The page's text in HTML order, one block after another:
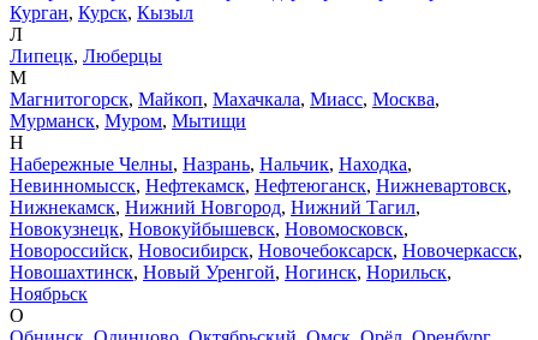
Курган, Курск, Кызыл
Л
Липецк, Люберцы
М
Магнитогорск, Майкоп, Махачкала, Миасс, Москва,
Мурманск, Муром, Мытищи
Н
Набережные Челны, Назрань, Нальчик, Находка,
Невинномысск, Нефтекамск, Нефтеюганск, Нижневартовск,
Нижнекамск, Нижний Новгород, Нижний Тагил,
Новокузнецк, Новокуйбышевск, Новомосковск,
Новороссийск, Новосибирск, Новочебоксарск, Новочеркасск,
Новошахтинск, Новый Уренгой, Ногинск, Норильск,
Ноябрьск
О